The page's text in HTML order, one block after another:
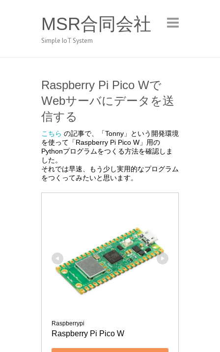
MSR合同会社
Simple IoT System
Raspberry Pi Pico Wで
Webサーバにデータを送
信する
こちら の記事で、「Tonny」という開発環境
を使って「Raspberry Pi Pico W」用の
Pythonプログラムをつくる方法を確認しま
した。
それでは早速、もう少し実用的なプログラム
をつくってみたいと思います。
Raspberrypi
Raspberry Pi Pico W